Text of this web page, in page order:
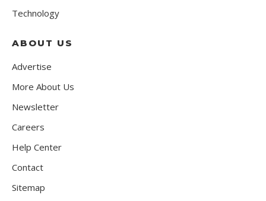
Technology
ABOUT US
Advertise
More About Us
Newsletter
Careers
Help Center
Contact
Sitemap